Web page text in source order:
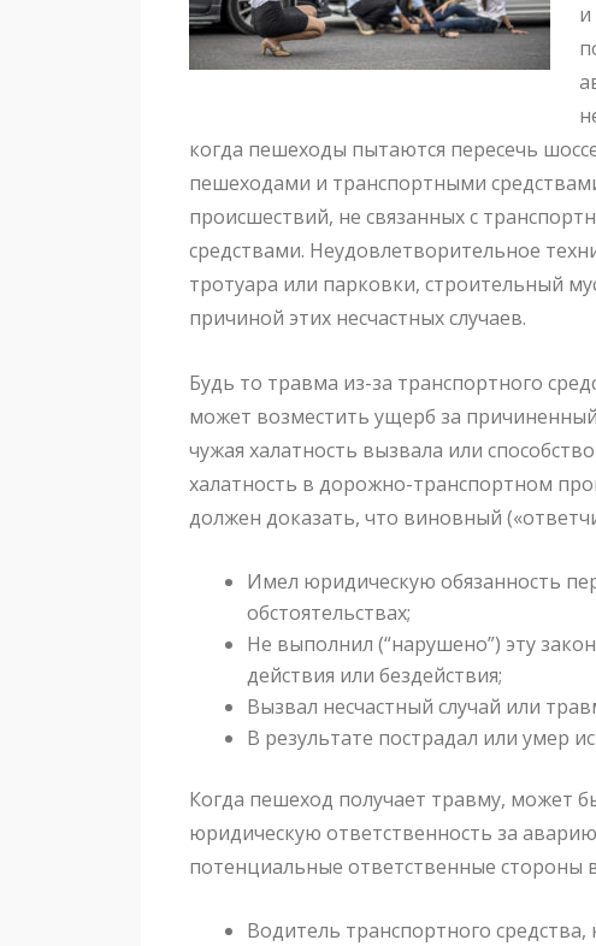
и
когда пешеходы пытаются пересечь
пешеходами и транспортными
происшествий, не связанных с
средствами. Неудовлетворительное
тротуара или парковки, строительный
причиной этих несчастных случаев.
Будь то травма из-за транспортного
может возместить ущерб за
чужая халатность вызвала или
халатность в дорожно-транспортном
должен доказать, что виновный
Имел юридическую обязанность
обстоятельствах;
Не выполнил (“нарушено”) эту
действия или бездействия;
Вызвал несчастный случай или
В результате пострадал или умер
Когда пешеход получает травму, может
юридическую ответственность за
потенциальные ответственные стороны
Водитель транспортного